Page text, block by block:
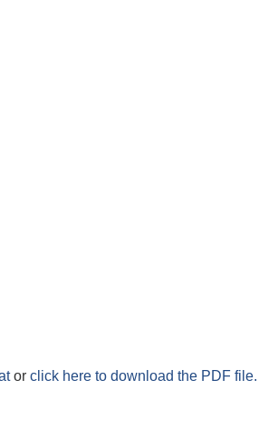
or click here to download the PDF file.